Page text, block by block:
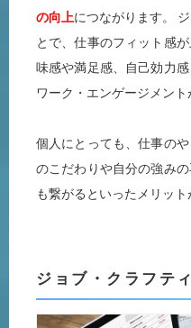
の向上につながります。
とで、仕事のフィット感
味感や満足感、自己効力
ワーク・エンゲージメント
個人にとっても、仕事の
のこだわりや自分の強み
も繋がるといったメリット
ジョブ・クラフテ